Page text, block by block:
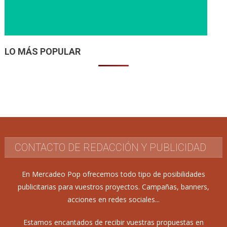
LO MÁS POPULAR
CONTACTO DE REDACCIÓN Y PUBLICIDAD
En Mercadeo Pop ofrecemos todo tipo de posibilidades
publicitarias para vuestros proyectos. Campañas, banners,
acciones en redes sociales...
Estamos encantados de recibir vuestras propuestas en